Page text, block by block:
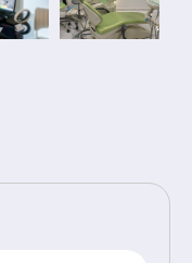
Εταιρείας και του
έχει πολλαπλές
περιοδικά, καθώς
και διεθνή